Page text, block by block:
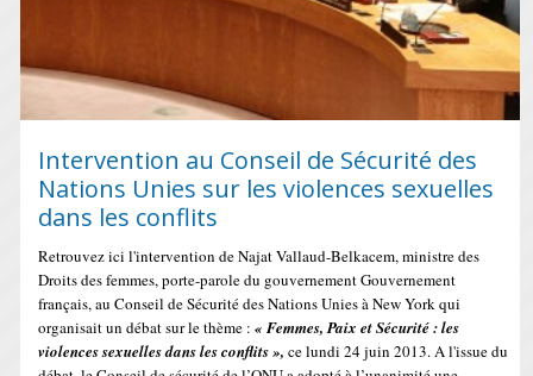
Intervention au Conseil de Sécurité des
Nations Unies sur les violences sexuelles
dans les conflits
Retrouvez ici l'intervention de Najat Vallaud-Belkacem, ministre des
Droits des femmes, porte-parole du gouvernement Gouvernement
français, au Conseil de Sécurité des Nations Unies à New York qui
organisait un débat sur le thème : « Femmes, Paix et Sécurité : les
violences sexuelles dans les conflits », ce lundi 24 juin 2013. A l'issue du